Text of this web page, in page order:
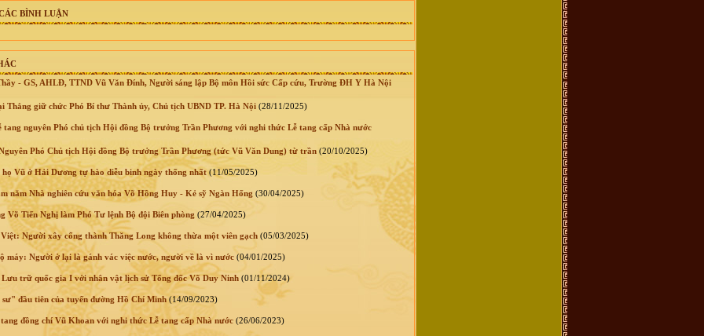
BÌNH LUẬN
- GS, AHLĐ, TTND Vũ Văn Đính, Người sáng lập Bộ môn Hồi sức Cấp cứu, Trường ĐH Y Hà Nội
Thắng giữ chức Phó Bí thư Thành ủy, Chủ tịch UBND TP. Hà Nội (28/11/2025)
tang nguyên Phó chủ tịch Hội đồng Bộ trưởng Trần Phương với nghi thức Lễ tang cấp Nhà nước
Phó Chủ tịch Hội đồng Bộ trưởng Trần Phương (tức Vũ Văn Dung) từ trần (20/10/2025)
họ Vũ ở Hải Dương tự hào diễu binh ngày thống nhất(11/05/2025)
năm Nhà nghiên cứu văn hóa Võ Hồng Huy - Kẻ sỹ Ngàn Hống (30/04/2025)
Võ Tiến Nghị làm Phó Tư lệnh Bộ đội Biên phòng (27/04/2025)
Người xây cổng thành Thăng Long không thừa một viên gạch (05/03/2025)
máy: Người ở lại là gánh vác việc nước, người về là vì nước (04/01/2025)
trữ quốc gia I với nhân vật lịch sử Tổng đốc Võ Duy Ninh (01/11/2024)
đầu tiên của tuyến đường Hồ Chí Minh(14/09/2023)
đồng chí Vũ Khoan với nghi thức Lễ tang cấp Nhà nước (26/06/2023)